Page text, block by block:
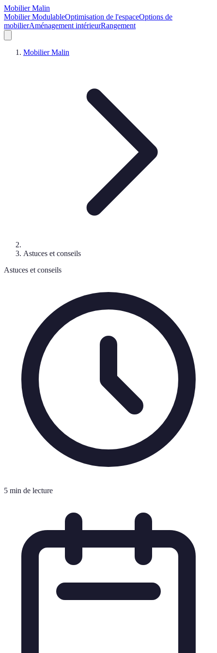
Mobilier Malin
Mobilier ModulableOptimisation de l'espaceOptions de
mobilierAménagement intérieurRangement
Mobilier Malin
Astuces et conseils
Astuces et conseils
5 min de lecture